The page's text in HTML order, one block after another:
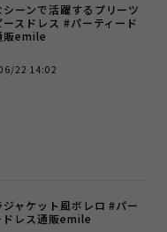
ーンで活躍するプリーツ
ースドレス #パーティード
販emile
22 14:02
ジャケット風ボレロ #パー
ドレス通販emile